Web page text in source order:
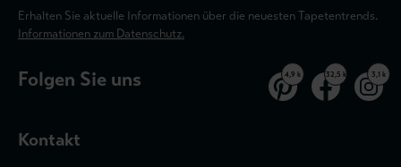
Erhalten Sie aktuelle Informationen über die neuesten Tapetentrends.
Informationen zum Datenschutz.
Folgen Sie uns 4,9 k 32,5 k 3,1 k
Kontakt